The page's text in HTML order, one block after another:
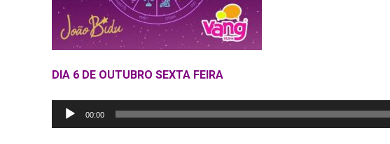
DIA 6 DE OUTUBRO SEXTA FEIRA
Tocador
00:00